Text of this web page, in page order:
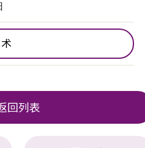
回列表